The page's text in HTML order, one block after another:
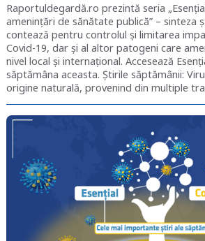
Raportuldegardă.ro prezintă seria
amenințări de sănătate publică” – sinteza
contează pentru controlul și limitarea
Covid-19, dar și al altor patogeni care
nivel local și internațional. Accesează
săptămâna aceasta. Știrile săptămânii:
origine naturală, provenind din multiple